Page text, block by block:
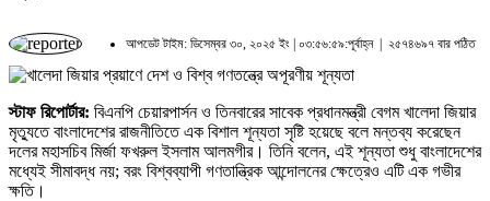
আপডেট টাইম: ডিসেম্বর ৩০, ২০২৫ ইং | ০৩:৫৬:৫৯:পূর্বাহ্ন | ২৫৭৪৬৯৭ বার পঠিত
স্টাফ রিপোর্টার: বিএনপি চেয়ারপার্সন ও তিনবারের সাবেক প্রধানমন্ত্রী বেগম খালেদা জিয়ার
মৃত্যুতে বাংলাদেশের রাজনীতিতে এক বিশাল শূন্যতা সৃষ্টি হয়েছে বলে মন্তব্য করেছেন
দলের মহাসচিব মির্জা ফখরুল ইসলাম আলমগীর। তিনি বলেন, এই শূন্যতা শুধু বাংলাদেশের
মধ্যেই সীমাবদ্ধ নয়; বরং বিশ্বব্যাপী গণতান্ত্রিক আন্দোলনের ক্ষেত্রেও এটি এক গভীর
ক্ষতি।